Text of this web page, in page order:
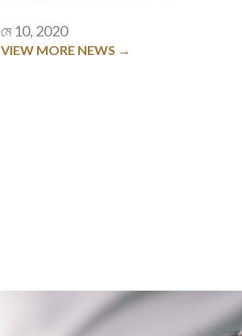
মে 10, 2020
VIEW MORE NEWS →